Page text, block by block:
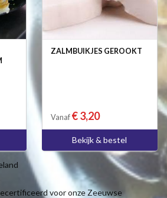
ZALMBUIKJES GEROOKT
Vanaf € 3,20
Bekijk & bestel
voor onze Zeeuwse